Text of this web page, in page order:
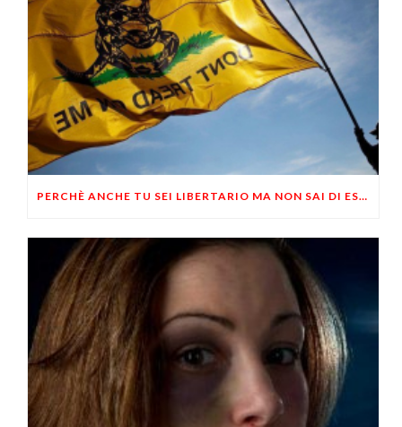
PERCHÈ ANCHE TU SEI LIBERTARIO MA NON SAI DI ESSERLO